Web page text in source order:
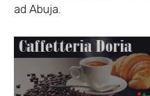
ad Abuja.